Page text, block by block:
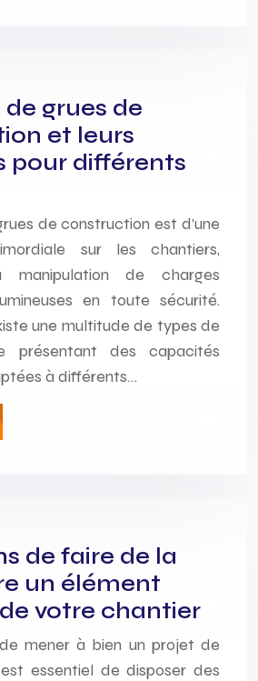
grues de
et leurs
pour différents
de construction est d’une
sur les chantiers,
manipulation de charges
en toute sécurité.
une multitude de types de
présentant des capacités
à différents…
de faire de la
un élément
votre chantier
de mener à bien un projet de
essentiel de disposer des